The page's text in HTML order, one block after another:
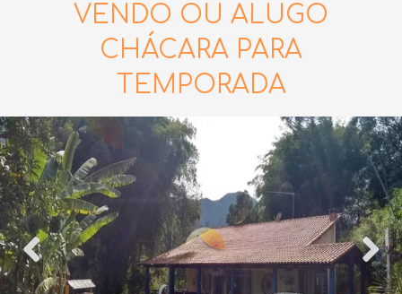
VENDO OU ALUGO
CHÁCARA PARA
TEMPORADA